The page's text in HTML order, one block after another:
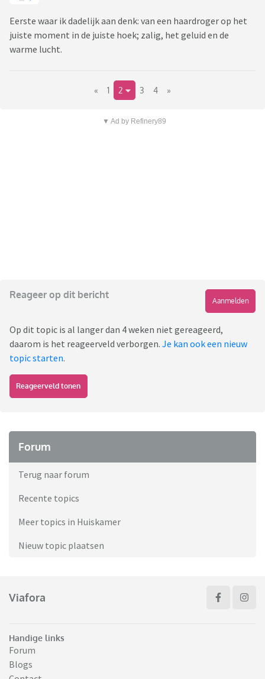
Eerste waar ik dadelijk aan denk: van een haardroger op het
juiste moment in de juiste hoek; zalig, het geluid en de
warme lucht.
« 1 2 3 4 »
▼ Ad by Refinery89
Reageer op dit bericht
Aanmelden
Op dit topic is al langer dan 4 weken niet gereageerd,
daarom is het reageerveld verborgen. Je kan ook een nieuw
topic starten.
Reageerveld tonen
Forum
Terug naar forum
Recente topics
Meer topics in Huiskamer
Nieuw topic plaatsen
Viafora
Handige links
Forum
Blogs